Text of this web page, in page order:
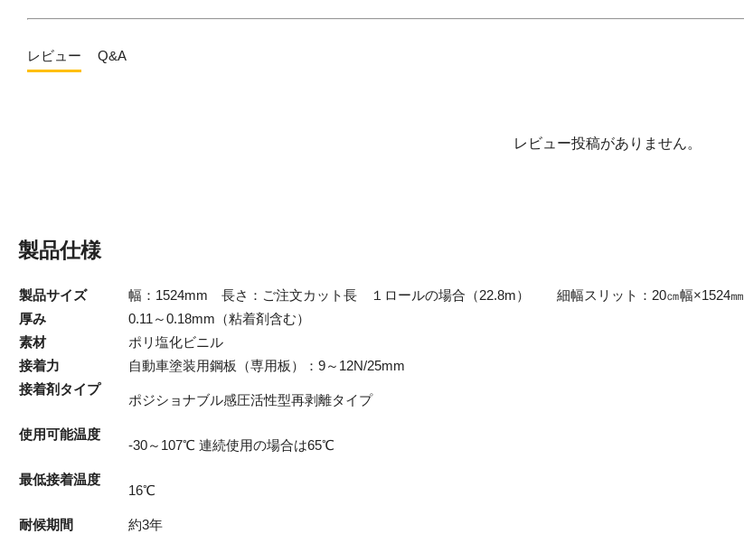
レビュー Q&A
レビュー投稿がありません。
製品仕様
製品サイズ
幅：1524mm 長さ：ご注文カット長 １ロールの場合（22.8m） 細幅スリット：20㎝幅×1524㎜
厚み
0.11～0.18mm（粘着剤含む）
素材
ポリ塩化ビニル
接着力
自動車塗装用鋼板（専用板）：9～12N/25mm
接着剤タイプ
ポジショナブル感圧活性型再剥離タイプ
使用可能温度
-30～107℃ 連続使用の場合は65℃
最低接着温度
16℃
耐候期間
約3年